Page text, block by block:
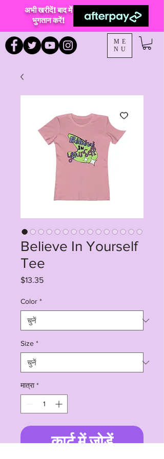
अभी खरीदें! बाद में
भुगतान करें!
ME
NU
Believe In Yourself
Tee
$13.35मूल्य
Color *
Size *
मात्रा *
कार्ट में जोड़ें